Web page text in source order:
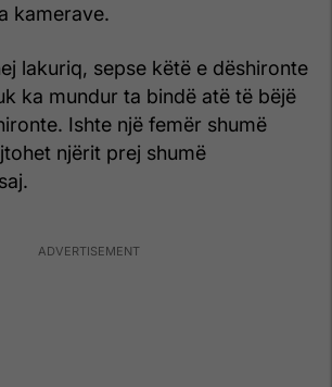
kamerave.
lakuriq, sepse këtë e dëshironte
ka mundur ta bindë atë të bëjë
Ishte një femër shumë
njërit prej shumë